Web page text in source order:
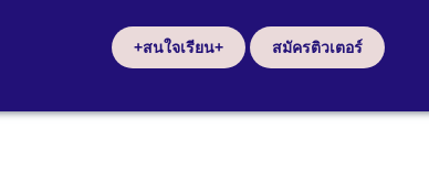
+สนใจเรียน+ สมัครติวเตอร์